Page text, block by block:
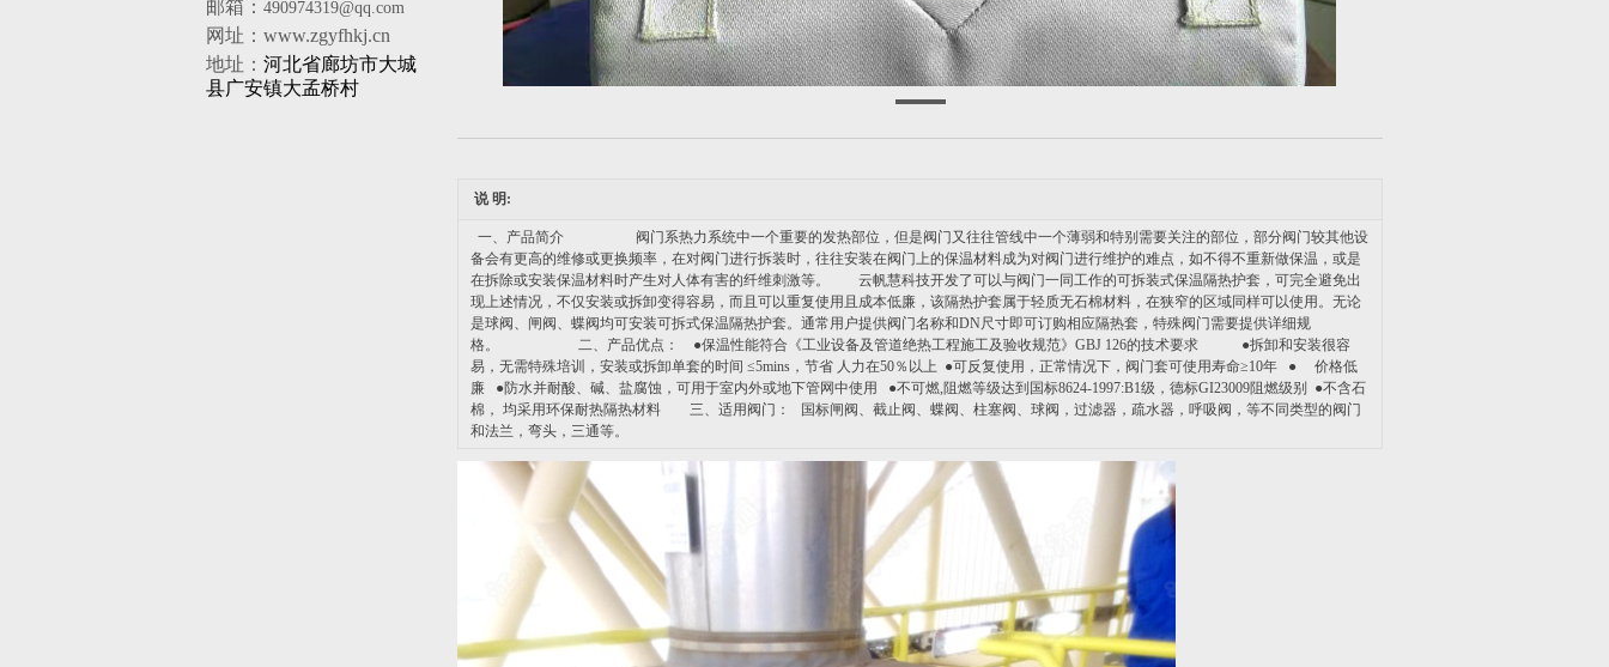
说 明:
一、产品简介 阀门系热力系统中一个重要的发热部位，但是阀门又往往管线中一个薄弱和特别需要关注的部位，部分阀门较其他设
备会有更高的维修或更换频率，在对阀门进行拆装时，往往安装在阀门上的保温材料成为对阀门进行维护的难点，如不得不重新做保温，或是
在拆除或安装保温材料时产生对人体有害的纤维刺激等。 云帆慧科技开发了可以与阀门一同工作的可拆装式保温隔热护套，可完全避免出
现上述情况，不仅安装或拆卸变得容易，而且可以重复使用且成本低廉，该隔热护套属于轻质无石棉材料，在狭窄的区域同样可以使用。无论
是球阀、闸阀、蝶阀均可安装可拆式保温隔热护套。通常用户提供阀门名称和DN尺寸即可订购相应隔热套，特殊阀门需要提供详细规
格。 二、产品优点： ●保温性能符合《工业设备及管道绝热工程施工及验收规范》GBJ 126的技术要求 ●拆卸和安装很容
易，无需特殊培训，安装或拆卸单套的时间 ≤5mins，节省 人力在50％以上 ●可反复使用，正常情况下，阀门套可使用寿命≥10年 ● 价格低
廉 ●防水并耐酸、碱、盐腐蚀，可用于室内外或地下管网中使用 ●不可燃,阻燃等级达到国标8624-1997:B1级，德标GI23009阻燃级别 ●不含石
棉， 均采用环保耐热隔热材料 三、适用阀门： 国标闸阀、截止阀、蝶阀、柱塞阀、球阀，过滤器，疏水器，呼吸阀，等不同类型的阀门
和法兰，弯头，三通等。
邮箱： 490974319@qq.com
网址：www.zgyfhkj.cn
地址： 河北省廊坊市大城
县广安镇大孟桥村